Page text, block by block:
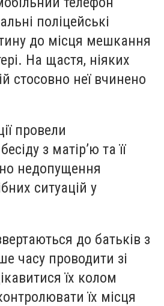
поліцейські
до місця мешкання
На щастя, ніяких
стосовно неї вчинено
провели
з матір’ю та її
недопущення
ситуацій у
до батьків з
часу проводити зі
їх колом
їх місця